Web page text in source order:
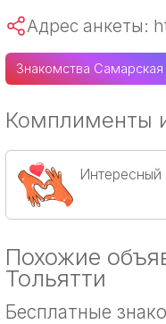
Адрес анкеты:
Знакомства Самарская
Комплименты
Похожие
Тольятти
Бесплатные